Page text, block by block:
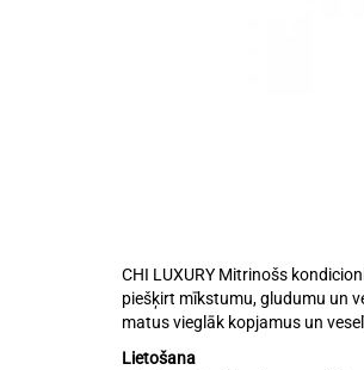
CHI LUXURY Mitrinošs
piešķirt mīkstumu, gludumu un
matus vieglāk kopjamus un
Lietošana